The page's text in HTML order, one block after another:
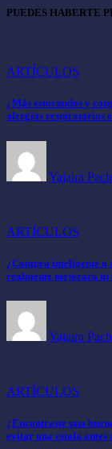
PUEDES HABERTE
ARTÍCULOS
¿Más estornudos y
alergias respiratorias
Yajaira
ARTÍCULOS
¿Compra inteligente o
realmente mejorará tu
Yajaira
ARTÍCULOS
¿Encontraste una
evitar una estafa antes